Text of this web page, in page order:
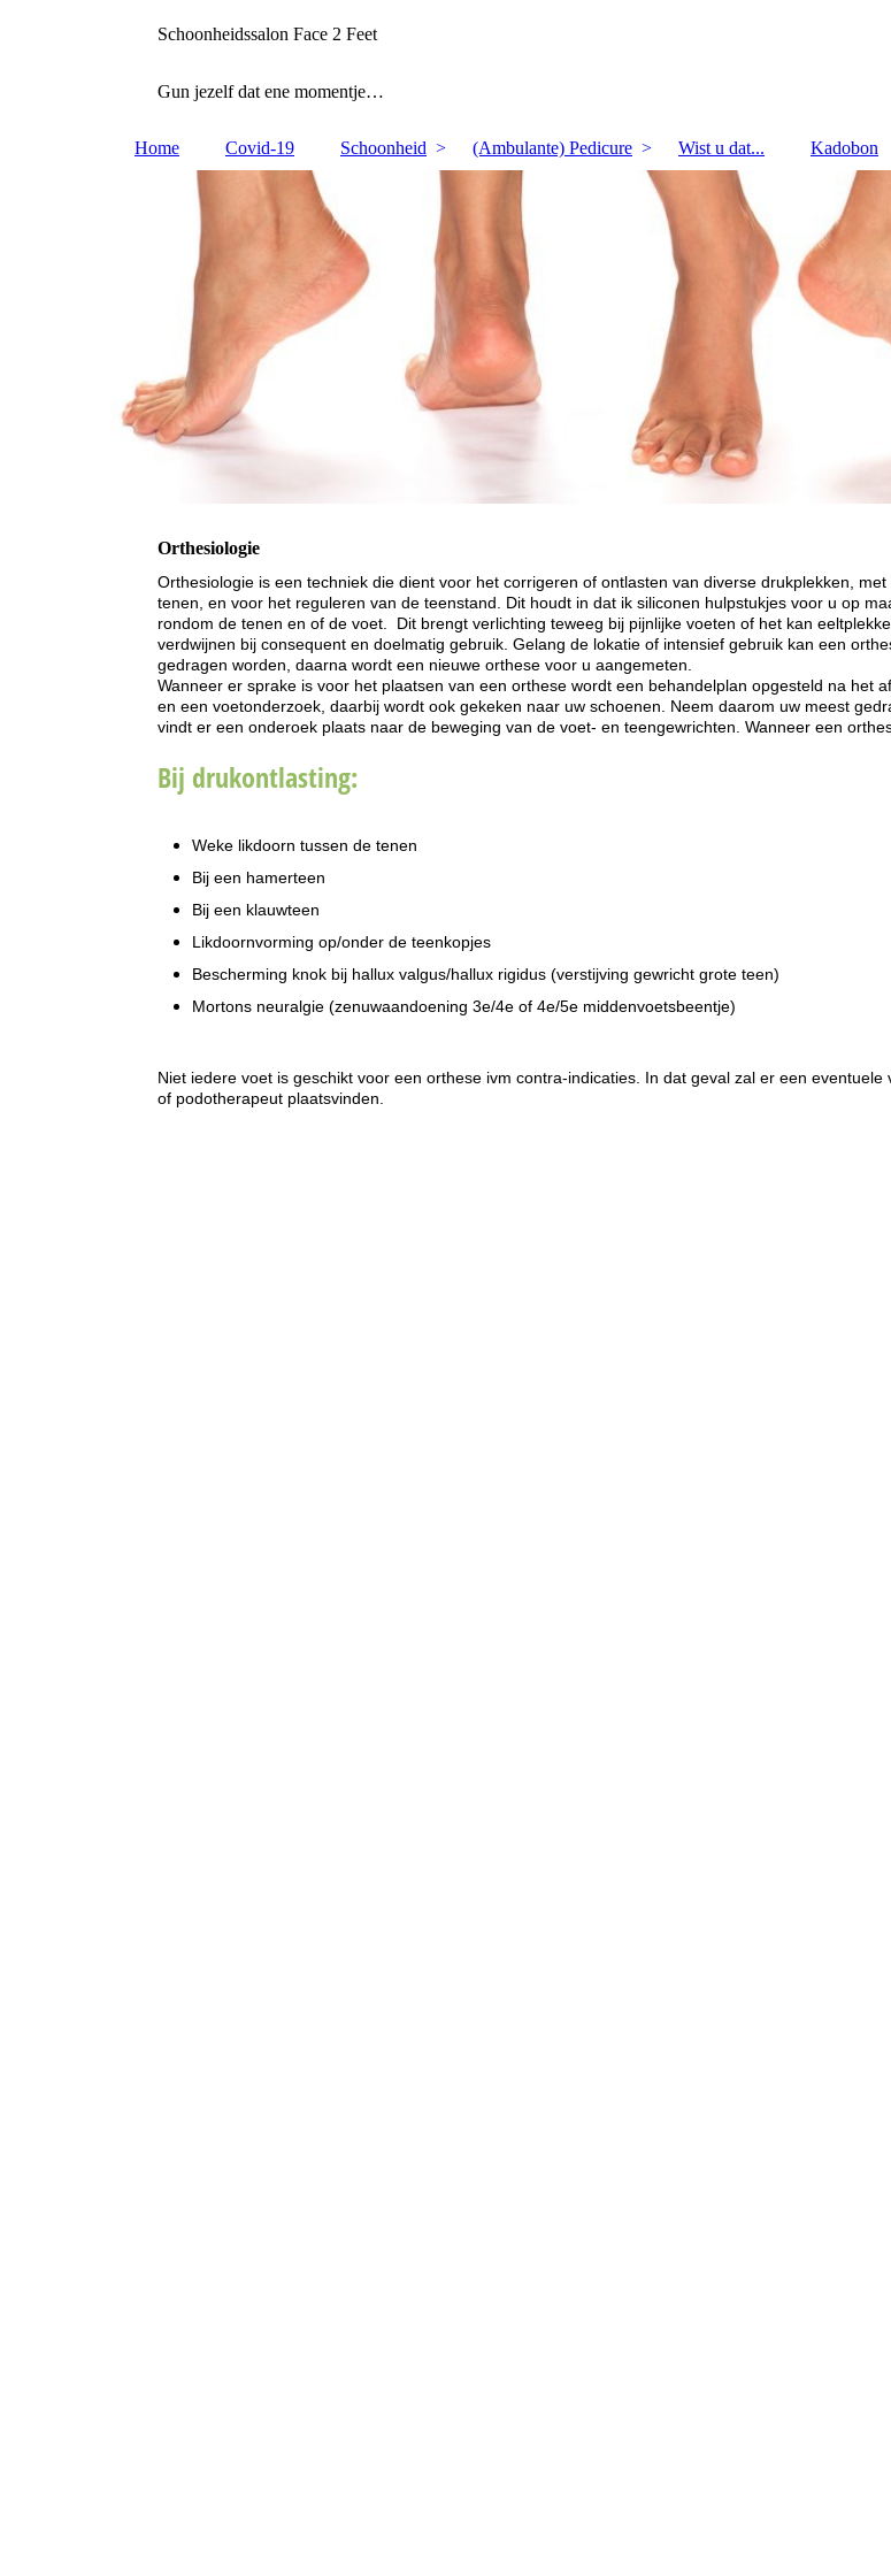
Schoonheidssalon Face 2 Feet
Gun jezelf dat ene momentje…
Home Covid-19 Schoonheid (Ambulante) Pedicure Wist u dat... Kadobon
Orthesiologie
Orthesiologie is een techniek die dient voor het corrigeren of ontlasten van diverse drukplekken,
tenen, en voor het reguleren van de teenstand. Dit houdt in dat ik siliconen hulpstukjes voor u op
rondom de tenen en of de voet. Dit brengt verlichting teweeg bij pijnlijke voeten of het kan
verdwijnen bij consequent en doelmatig gebruik. Gelang de lokatie of intensief gebruik kan een
gedragen worden, daarna wordt een nieuwe orthese voor u aangemeten.
Wanneer er sprake is voor het plaatsen van een orthese wordt een behandelplan opgesteld na het
en een voetonderzoek, daarbij wordt ook gekeken naar uw schoenen. Neem daarom uw meest
vindt er een onderoek plaats naar de beweging van de voet- en teengewrichten. Wanneer een
Bij drukontlasting:
Weke likdoorn tussen de tenen
Bij een hamerteen
Bij een klauwteen
Likdoornvorming op/onder de teenkopjes
Bescherming knok bij hallux valgus/hallux rigidus (verstijving gewricht grote teen)
Mortons neuralgie (zenuwaandoening 3e/4e of 4e/5e middenvoetsbeentje)
Niet iedere voet is geschikt voor een orthese ivm contra-indicaties. In dat geval zal er een eventuele
of podotherapeut plaatsvinden.